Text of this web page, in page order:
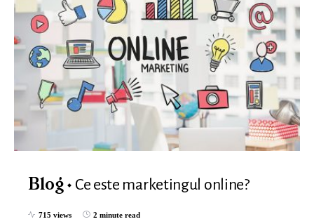
Blog Ce este marketingul online?
715 views 2 minute read